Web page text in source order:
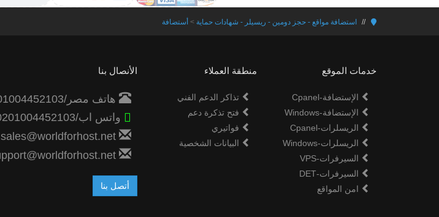
استضافة مواقع - حجز دومين - ريسيلر - شهادات حماية > أستضافة
خدمات الموقع
الإستضافة-Cpanel
الإستضافة-Windows
الريسلرات-Cpanel
الريسلرات-Windows
السيرفرات-VPS
السيرفرات-DET
امن المواقع
منطقة العملاء
تذاكر الدعم الفني
فتح تذكرة دعم
فواتيري
البيانات الشخصية
الأنصال بنا
هاتف مصر/00201004452103
واتس اب/00201004452103
أتصل بنا